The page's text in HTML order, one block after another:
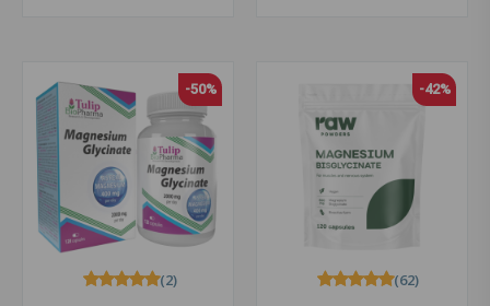
-50%
(2)
-42%
(62)